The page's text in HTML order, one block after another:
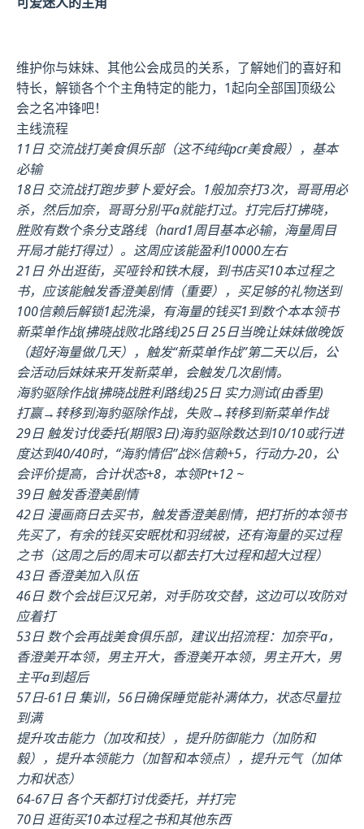
维护你与妹妹、其他公会成员的关系，了解她们的喜好和
特长，解锁各个个主角特定的能力，1起向全部国顶级公
会之名冲锋吧！
主线流程
11日 交流战打美食俱乐部（这不纯纯pcr美食殿），基本
必输
18日 交流战打跑步萝卜爱好会。1般加奈打3次，哥哥用必
杀，然后加奈，哥哥分别平a就能打过。打完后打拂晓，
胜败有数个条分支路线（hard1周目基本必输，海量周目
开局才能打得过）。这周应该能盈利10000左右
21日 外出逛街，买哑铃和铁木屐，到书店买10本过程之
书，应该能触发香澄美剧情（重要），买足够的礼物送到
100信赖后解锁1起洗澡，有海量的钱买1到数个本本领书
新菜单作战(拂晓战败北路线)25日 25日当晚让妹妹做晚饭
（超好海量做几天），触发“新菜单作战”第二天以后，公
会活动后妹妹来开发新菜单，会触发几次剧情。
海豹驱除作战(拂晓战胜利路线)25日 实力测试(由香里)
打赢→转移到海豹驱除作战，失败→转移到新菜单作战
29日 触发讨伐委托(期限3日)海豹驱除数达到10/10或行进
度达到40/40时，“海豹情侣”战※信赖+5，行动力-20，公
会评价提高，合计状态+8，本领Pt+12 ~
39日 触发香澄美剧情
42日 漫画商日去买书，触发香澄美剧情，把打折的本领书
先买了，有余的钱买安眠枕和羽绒被，还有海量的买过程
之书（这周之后的周末可以都去打大过程和超大过程）
43日 香澄美加入队伍
46日 数个会战巨汉兄弟，对手防攻交替，这边可以攻防对
应着打
53日 数个会再战美食俱乐部，建议出招流程：加奈平a，
香澄美开本领，男主开大，香澄美开本领，男主开大，男
主平a到超后
57日-61日 集训，56日确保睡觉能补满体力，状态尽量拉
到满
提升攻击能力（加攻和技），提升防御能力（加防和
毅），提升本领能力（加智和本领点），提升元气（加体
力和状态）
64-67日 各个天都打讨伐委托，并打完
70日 逛街买10本过程之书和其他东西